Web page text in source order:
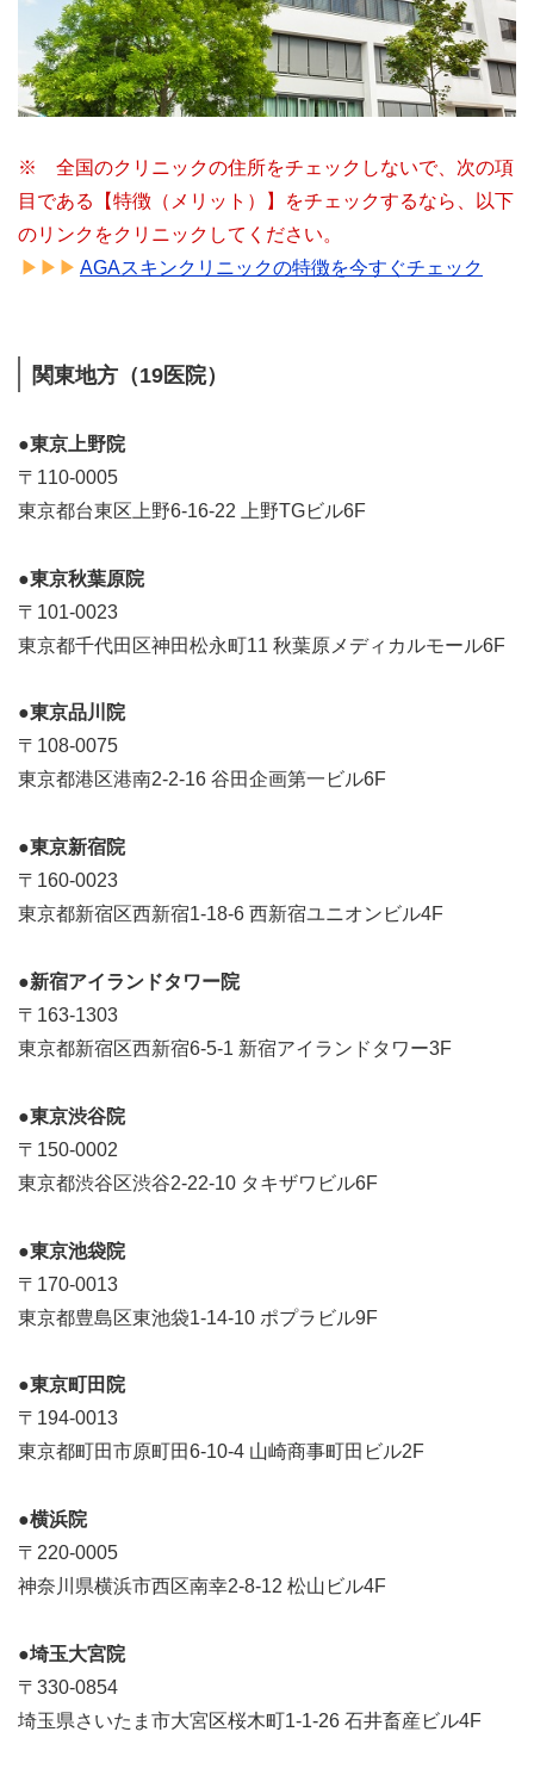
※ 全国のクリニックの住所をチェックしないで、次の項
目である【特徴（メリット）】をチェックするなら、以下
のリンクをクリニックしてください。
AGAスキンクリニックの特徴を今すぐチェック
関東地方（19医院）
●東京上野院
〒110-0005
東京都台東区上野6-16-22 上野TGビル6F
●東京秋葉原院
〒101-0023
東京都千代田区神田松永町11 秋葉原メディカルモール6F
●東京品川院
〒108-0075
東京都港区港南2-2-16 谷田企画第一ビル6F
●東京新宿院
〒160-0023
東京都新宿区西新宿1-18-6 西新宿ユニオンビル4F
●新宿アイランドタワー院
〒163-1303
東京都新宿区西新宿6-5-1 新宿アイランドタワー3F
●東京渋谷院
〒150-0002
東京都渋谷区渋谷2-22-10 タキザワビル6F
●東京池袋院
〒170-0013
東京都豊島区東池袋1-14-10 ポプラビル9F
●東京町田院
〒194-0013
東京都町田市原町田6-10-4 山崎商事町田ビル2F
●横浜院
〒220-0005
神奈川県横浜市西区南幸2-8-12 松山ビル4F
●埼玉大宮院
〒330-0854
埼玉県さいたま市大宮区桜木町1-1-26 石井畜産ビル4F